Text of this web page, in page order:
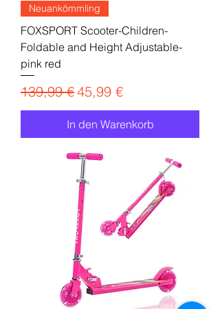
Neuankömmling
FOXSPORT Scooter-Children-
Foldable and Height Adjustable-
pink red
Standardpreis
139,99 €Sale-Preis
45,99 €
In den Warenkorb